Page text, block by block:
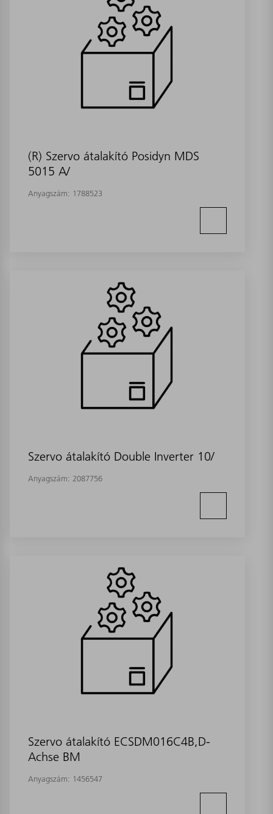
(R) Szervo átalakító Posidyn MDS
5015 A/
Anyagszám: 1788523
Szervo átalakító Double Inverter 10/
Anyagszám: 2087756
Szervo átalakító ECSDM016C4B,D-
Achse BM
Anyagszám: 1456547